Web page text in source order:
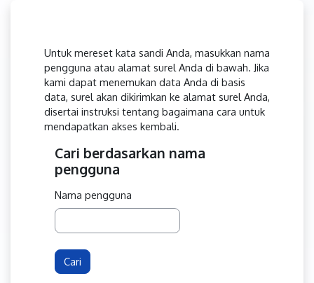
Untuk mereset kata sandi Anda, masukkan nama
pengguna atau alamat surel Anda di bawah. Jika
kami dapat menemukan data Anda di basis
data, surel akan dikirimkan ke alamat surel Anda,
disertai instruksi tentang bagaimana cara untuk
mendapatkan akses kembali.
Cari berdasarkan nama pengguna
Cari berdasarkan nama
pengguna
Nama pengguna